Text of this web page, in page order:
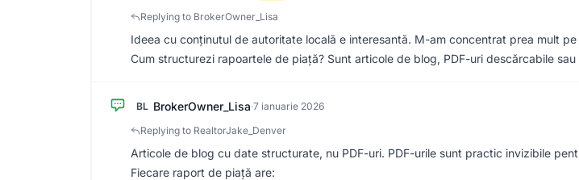
Replying to BrokerOwner_Lisa
Ideea cu conținutul de autoritate locală e interesantă. M-am concentrat prea mult
Cum structurezi rapoartele de piață? Sunt articole de blog, PDF-uri descărcabile sau
BL BrokerOwner_Lisa·7 ianuarie 2026
Replying to RealtorJake_Denver
Articole de blog cu date structurate, nu PDF-uri. PDF-urile sunt practic invizibile
Fiecare raport de piață are: